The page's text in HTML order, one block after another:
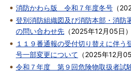
消防かわら版 令和７年度冬号 （
登別消防組織図及び消防本部・消防
の問い合わせ先 （2025年12月05日 ）
１１９番通報の受付切り替えに伴う
号一部変更について （2025年12月
令和７年度 第９回危険物取扱者試